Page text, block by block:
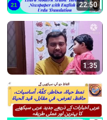
22:50
1:35